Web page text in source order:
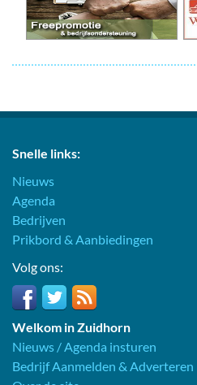
Snelle links:
Nieuws
Agenda
Bedrijven
Prikbord & Aanbiedingen
Volg ons:
Welkom in Zuidhorn
Nieuws / Agenda insturen
Bedrijf Aanmelden & Adverteren